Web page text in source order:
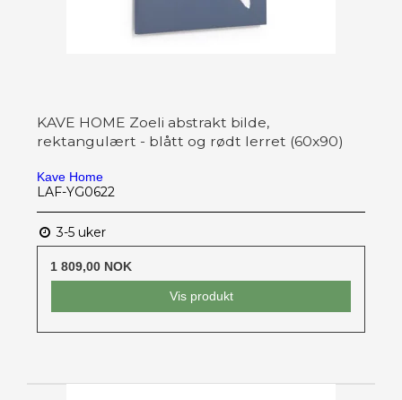
KAVE HOME Zoeli abstrakt bilde,
rektangulært - blått og rødt lerret (60x90)
Kave Home
LAF-YG0622
3-5 uker
1 809,00 NOK
Vis produkt